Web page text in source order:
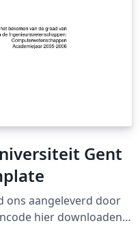
Gent
ons aangeleverd door
hier downloaden